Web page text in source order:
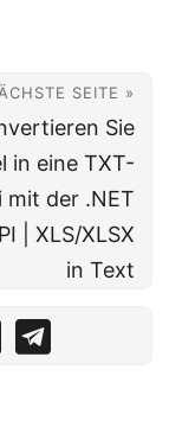
SEITE »
Sie
in eine TXT-
mit der .NET
| XLS/XLSX
in Text